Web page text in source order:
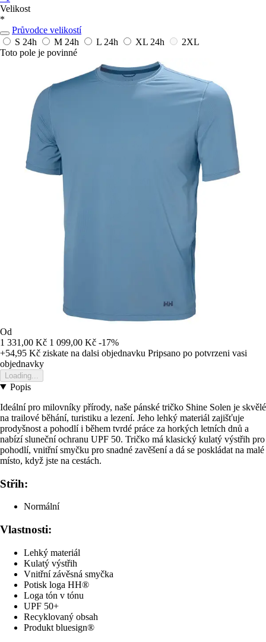
Velikost
*
Průvodce velikostí
S 24h M 24h L 24h XL 24h
2XL
Toto pole je povinné
Od
1 331,00 Kč 1 099,00 Kč -17%
+54,95 Kč ziskate na dalsi objednavku Pripsano po potvrzeni vasi
objednavky
Loading...
Popis
Ideální pro milovníky přírody, naše pánské tričko Shine Solen je skvělé
na trailové běhání, turistiku a lezení. Jeho lehký materiál zajišťuje
prodyšnost a pohodlí i během tvrdé práce za horkých letních dnů a
nabízí sluneční ochranu UPF 50. Tričko má klasický kulatý výstřih pro
pohodlí, vnitřní smyčku pro snadné zavěšení a dá se poskládat na malé
místo, když jste na cestách.
Střih:
Normální
Vlastnosti:
Lehký materiál
Kulatý výstřih
Vnitřní závěsná smyčka
Potisk loga HH®
Loga tón v tónu
UPF 50+
Recyklovaný obsah
Produkt bluesign®